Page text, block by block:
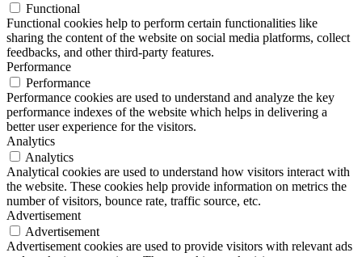
Functional
Functional cookies help to perform certain functionalities like
sharing the content of the website on social media platforms, collect
feedbacks, and other third-party features.
Performance
Performance
Performance cookies are used to understand and analyze the key
performance indexes of the website which helps in delivering a
better user experience for the visitors.
Analytics
Analytics
Analytical cookies are used to understand how visitors interact with
the website. These cookies help provide information on metrics the
number of visitors, bounce rate, traffic source, etc.
Advertisement
Advertisement
Advertisement cookies are used to provide visitors with relevant ads